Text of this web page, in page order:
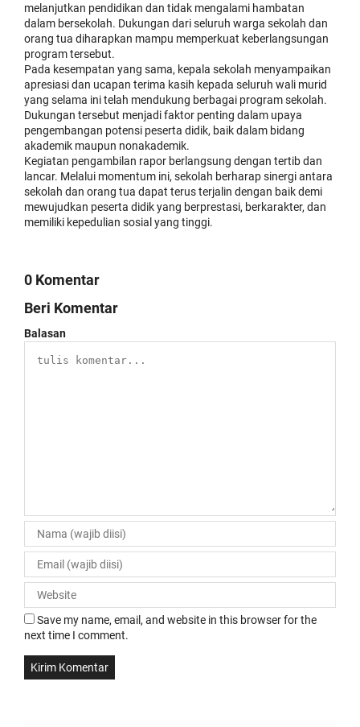
melanjutkan pendidikan dan tidak mengalami hambatan
dalam bersekolah. Dukungan dari seluruh warga sekolah dan
orang tua diharapkan mampu memperkuat keberlangsungan
program tersebut.
Pada kesempatan yang sama, kepala sekolah menyampaikan
apresiasi dan ucapan terima kasih kepada seluruh wali murid
yang selama ini telah mendukung berbagai program sekolah.
Dukungan tersebut menjadi faktor penting dalam upaya
pengembangan potensi peserta didik, baik dalam bidang
akademik maupun nonakademik.
Kegiatan pengambilan rapor berlangsung dengan tertib dan
lancar. Melalui momentum ini, sekolah berharap sinergi antara
sekolah dan orang tua dapat terus terjalin dengan baik demi
mewujudkan peserta didik yang berprestasi, berkarakter, dan
memiliki kepedulian sosial yang tinggi.
0 Komentar
Beri Komentar
Balasan
Save my name, email, and website in this browser for the
next time I comment.